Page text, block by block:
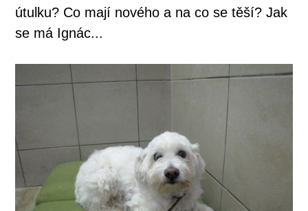
útulku? Co mají nového a na co se těší? Jak
se má Ignác...